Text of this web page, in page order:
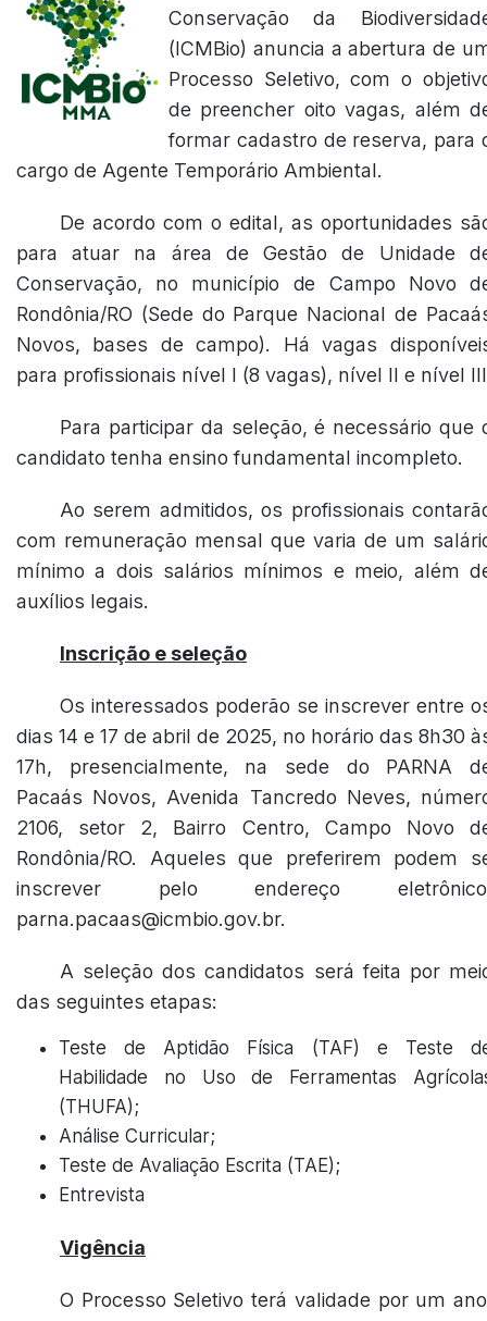
Conservação da
(ICMBio) anuncia a abertura de
Processo Seletivo, com o
de preencher oito vagas, além
formar cadastro de reserva, para
cargo de Agente Temporário Ambiental.
De acordo com o edital, as oportunidades
para atuar na área de Gestão de Unidade
Conservação, no município de Campo Novo
Rondônia/RO (Sede do Parque Nacional de
Novos, bases de campo). Há vagas
para profissionais nível I (8 vagas), nível II e nível
Para participar da seleção, é necessário que
candidato tenha ensino fundamental incompleto.
Ao serem admitidos, os profissionais
com remuneração mensal que varia de um
mínimo a dois salários mínimos e meio, além
auxílios legais.
Inscrição e seleção
Os interessados poderão se inscrever entre
dias 14 e 17 de abril de 2025, no horário das 8h30
17h, presencialmente, na sede do PARNA
Pacaás Novos, Avenida Tancredo Neves,
2106, setor 2, Bairro Centro, Campo Novo
Rondônia/RO. Aqueles que preferirem podem
inscrever pelo endereço
parna.pacaas@icmbio.gov.br.
A seleção dos candidatos será feita por
das seguintes etapas:
Teste de Aptidão Física (TAF) e Teste
Habilidade no Uso de Ferramentas
(THUFA);
Análise Curricular;
Teste de Avaliação Escrita (TAE);
Entrevista
Vigência
O Processo Seletivo terá validade por um